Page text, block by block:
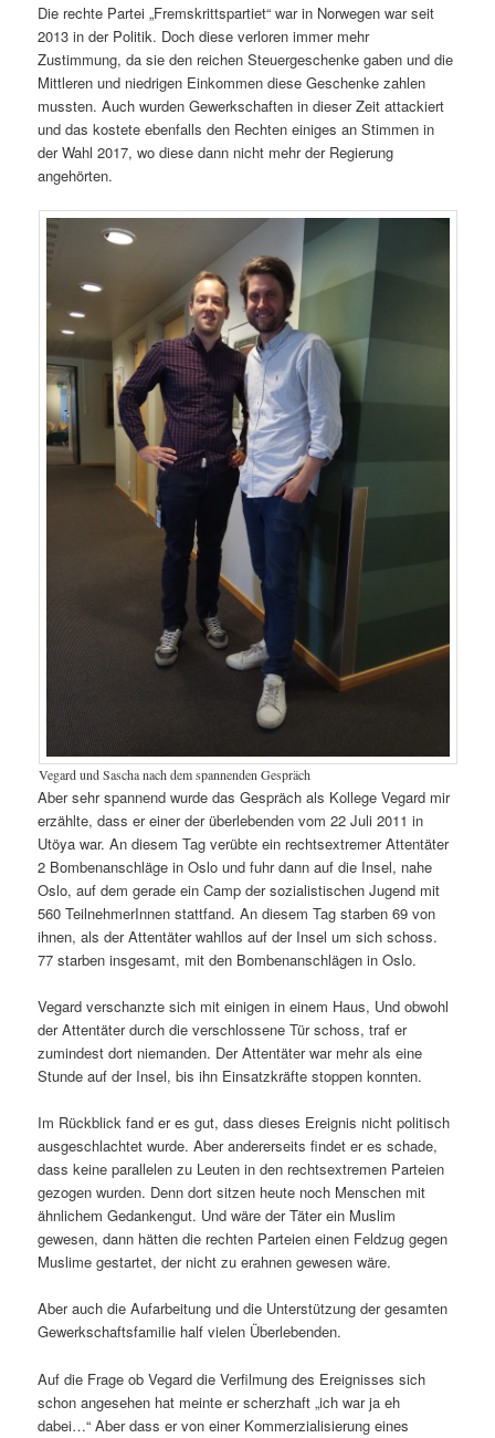
Die rechte Partei „Fremskrittspartiet“ war in Norwegen war seit
2013 in der Politik. Doch diese verloren immer mehr
Zustimmung, da sie den reichen Steuergeschenke gaben und die
Mittleren und niedrigen Einkommen diese Geschenke zahlen
mussten. Auch wurden Gewerkschaften in dieser Zeit attackiert
und das kostete ebenfalls den Rechten einiges an Stimmen in
der Wahl 2017, wo diese dann nicht mehr der Regierung
angehörten.
Vegard und Sascha nach dem spannenden Gespräch
Aber sehr spannend wurde das Gespräch als Kollege Vegard mir
erzählte, dass er einer der überlebenden vom 22 Juli 2011 in
Utöya war. An diesem Tag verübte ein rechtsextremer Attentäter
2 Bombenanschläge in Oslo und fuhr dann auf die Insel, nahe
Oslo, auf dem gerade ein Camp der sozialistischen Jugend mit
560 TeilnehmerInnen stattfand. An diesem Tag starben 69 von
ihnen, als der Attentäter wahllos auf der Insel um sich schoss.
77 starben insgesamt, mit den Bombenanschlägen in Oslo.
Vegard verschanzte sich mit einigen in einem Haus, Und obwohl
der Attentäter durch die verschlossene Tür schoss, traf er
zumindest dort niemanden. Der Attentäter war mehr als eine
Stunde auf der Insel, bis ihn Einsatzkräfte stoppen konnten.
Im Rückblick fand er es gut, dass dieses Ereignis nicht politisch
ausgeschlachtet wurde. Aber andererseits findet er es schade,
dass keine parallelen zu Leuten in den rechtsextremen Parteien
gezogen wurden. Denn dort sitzen heute noch Menschen mit
ähnlichem Gedankengut. Und wäre der Täter ein Muslim
gewesen, dann hätten die rechten Parteien einen Feldzug gegen
Muslime gestartet, der nicht zu erahnen gewesen wäre.
Aber auch die Aufarbeitung und die Unterstützung der gesamten
Gewerkschaftsfamilie half vielen Überlebenden.
Auf die Frage ob Vegard die Verfilmung des Ereignisses sich
schon angesehen hat meinte er scherzhaft „ich war ja eh
dabei…“ Aber dass er von einer Kommerzialisierung eines